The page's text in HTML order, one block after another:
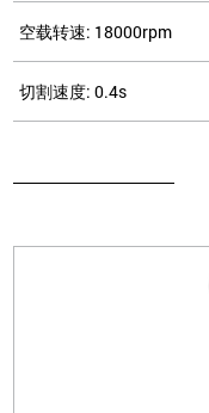
空载转速: 18000rpm
切割速度: 0.4s